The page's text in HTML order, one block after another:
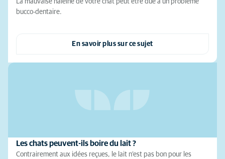
La mauvaise haleine de votre chat peut être due à un problème
bucco-dentaire.
En savoir plus sur ce sujet
Les chats peuvent-ils boire du lait ?
Contrairement aux idées reçues, le lait n’est pas bon pour les